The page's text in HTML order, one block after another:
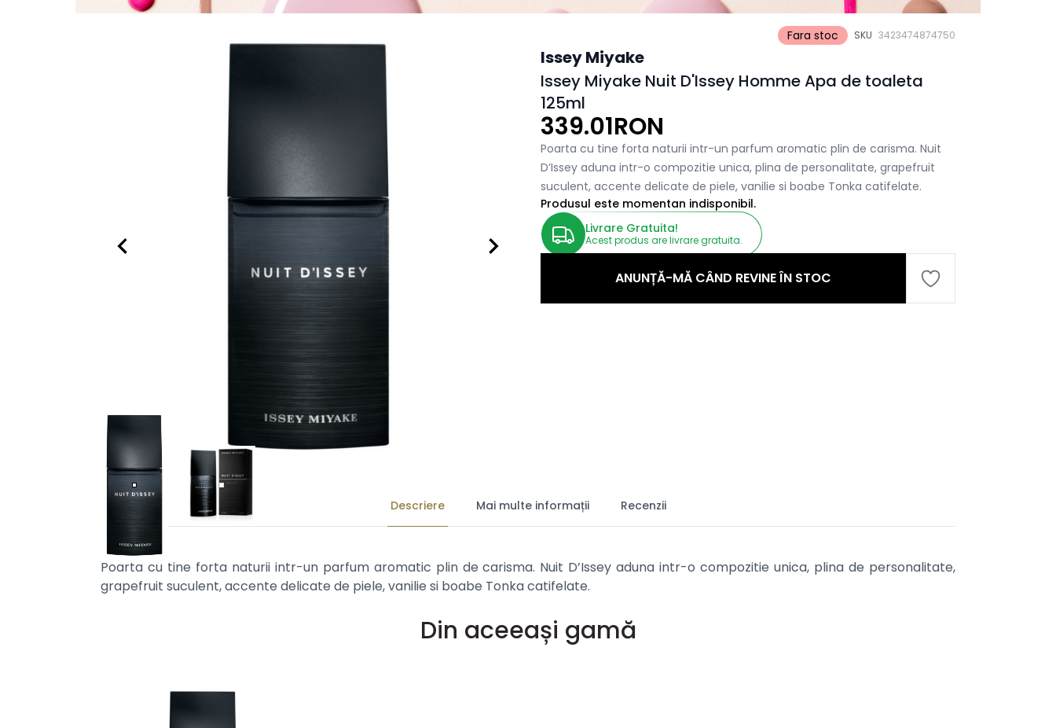
Fara stoc SKU 3423474874750
Issey Miyake
Issey Miyake Nuit D'Issey Homme Apa de toaleta
125ml
339.01RON
Poarta cu tine forta naturii intr-un parfum aromatic plin de carisma. Nuit
D’Issey aduna intr-o compozitie unica, plina de personalitate, grapefruit
suculent, accente delicate de piele, vanilie si boabe Tonka catifelate.
Produsul este momentan indisponibil.
Livrare Gratuita!
Acest produs are livrare gratuita.
ANUNȚĂ-MĂ CÂND REVINE ÎN STOC
Descriere Mai multe informații Recenzii
Poarta cu tine forta naturii intr-un parfum aromatic plin de carisma. Nuit D’Issey aduna intr-o compozitie unica, plina de personalitate,
grapefruit suculent, accente delicate de piele, vanilie si boabe Tonka catifelate.
Din aceeași gamă